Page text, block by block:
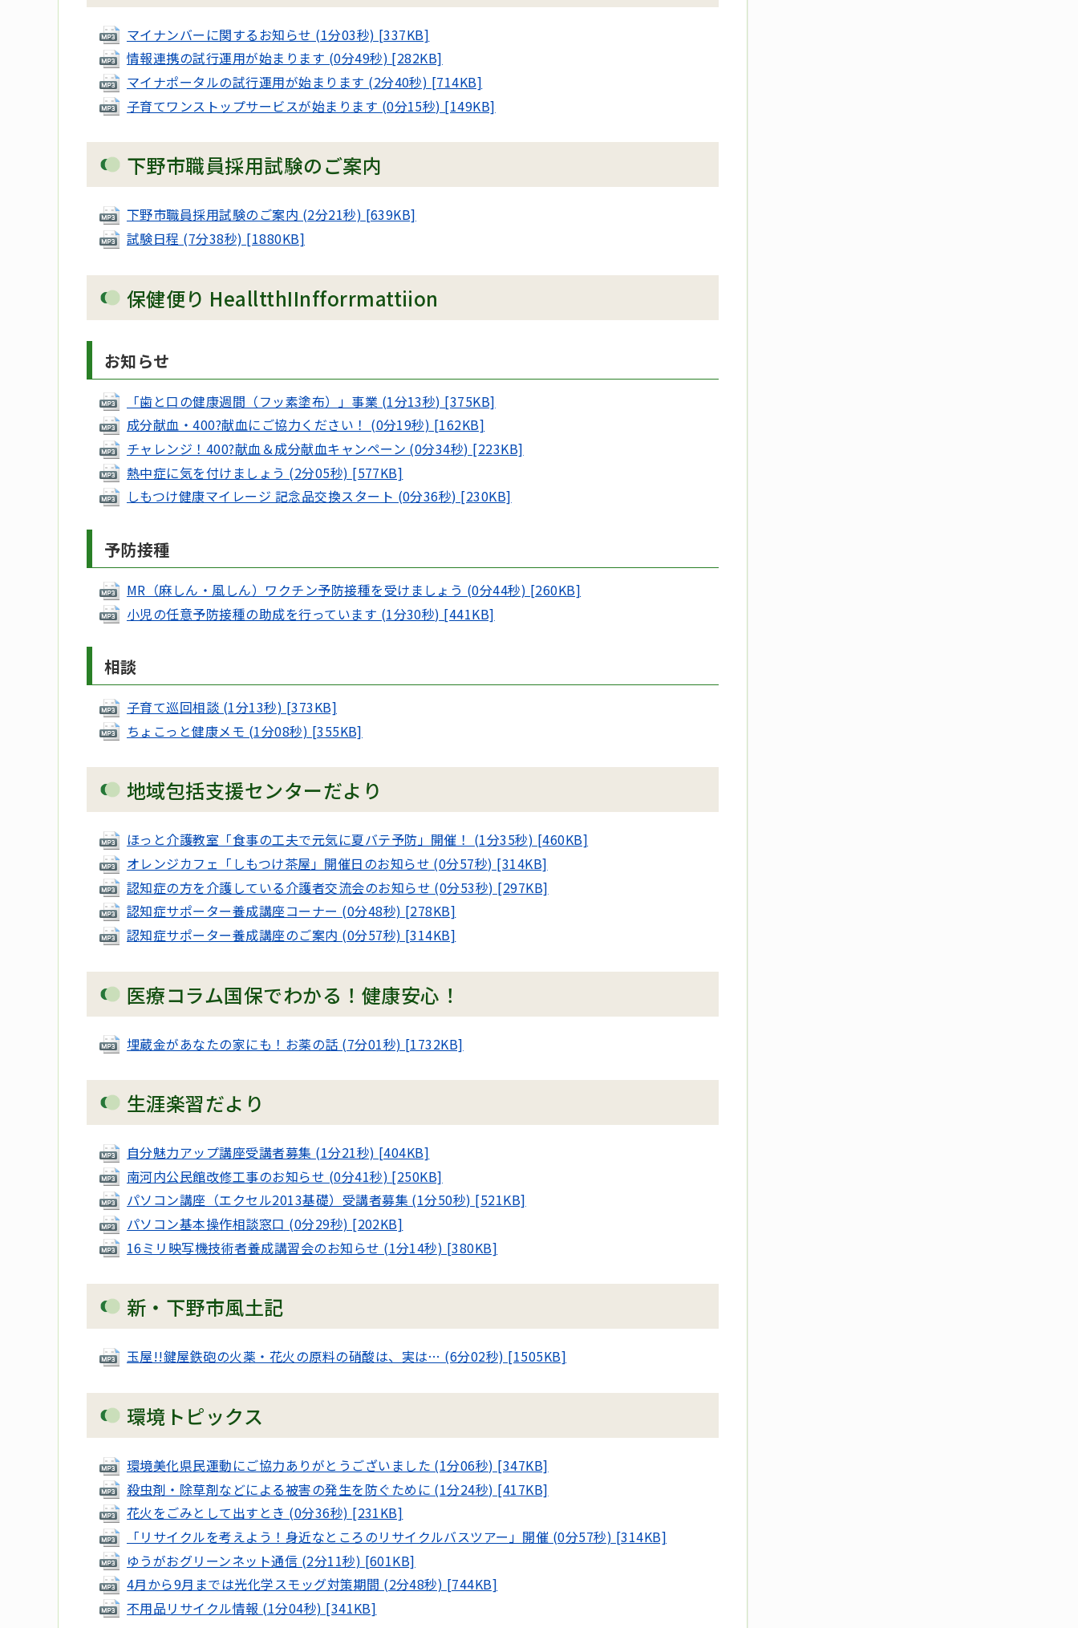
マイナンバーに関するお知らせ (1分03秒) [337KB]
情報連携の試行運用が始まります (0分49秒) [282KB]
マイナポータルの試行運用が始まります (2分40秒) [714KB]
子育てワンストップサービスが始まります (0分15秒) [149KB]
下野市職員採用試験のご案内
下野市職員採用試験のご案内 (2分21秒) [639KB]
試験日程 (7分38秒) [1880KB]
保健便り HealltthIInfforrmattiion
お知らせ
「歯と口の健康週間（フッ素塗布）」事業 (1分13秒) [375KB]
成分献血・400?献血にご協力ください！ (0分19秒) [162KB]
チャレンジ！400?献血＆成分献血キャンペーン (0分34秒) [223KB]
熱中症に気を付けましょう (2分05秒) [577KB]
しもつけ健康マイレージ 記念品交換スタート (0分36秒) [230KB]
予防接種
MR（麻しん・風しん）ワクチン予防接種を受けましょう (0分44秒) [260KB]
小児の任意予防接種の助成を行っています (1分30秒) [441KB]
相談
子育て巡回相談 (1分13秒) [373KB]
ちょこっと健康メモ (1分08秒) [355KB]
地域包括支援センターだより
ほっと介護教室「食事の工夫で元気に夏バテ予防」開催！ (1分35秒) [460KB]
オレンジカフェ「しもつけ茶屋」開催日のお知らせ (0分57秒) [314KB]
認知症の方を介護している介護者交流会のお知らせ (0分53秒) [297KB]
認知症サポーター養成講座コーナー (0分48秒) [278KB]
認知症サポーター養成講座のご案内 (0分57秒) [314KB]
医療コラム国保でわかる！健康安心！
埋蔵金があなたの家にも！お薬の話 (7分01秒) [1732KB]
生涯楽習だより
自分魅力アップ講座受講者募集 (1分21秒) [404KB]
南河内公民館改修工事のお知らせ (0分41秒) [250KB]
パソコン講座（エクセル2013基礎）受講者募集 (1分50秒) [521KB]
パソコン基本操作相談窓口 (0分29秒) [202KB]
16ミリ映写機技術者養成講習会のお知らせ (1分14秒) [380KB]
新・下野市風土記
玉屋!!鍵屋鉄砲の火薬・花火の原料の硝酸は、実は… (6分02秒) [1505KB]
環境トピックス
環境美化県民運動にご協力ありがとうございました (1分06秒) [347KB]
殺虫剤・除草剤などによる被害の発生を防ぐために (1分24秒) [417KB]
花火をごみとして出すとき (0分36秒) [231KB]
「リサイクルを考えよう！身近なところのリサイクルバスツアー」開催 (0分57秒) [314KB]
ゆうがおグリーンネット通信 (2分11秒) [601KB]
4月から9月までは光化学スモッグ対策期間 (2分48秒) [744KB]
不用品リサイクル情報 (1分04秒) [341KB]